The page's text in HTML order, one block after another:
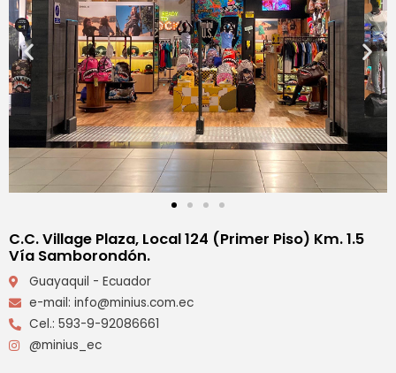
C.C. Village Plaza, Local 124 (Primer Piso) Km. 1.5
Vía Samborondón.
Guayaquil - Ecuador
e-mail: info@minius.com.ec
Cel.: 593-9-92086661
@minius_ec